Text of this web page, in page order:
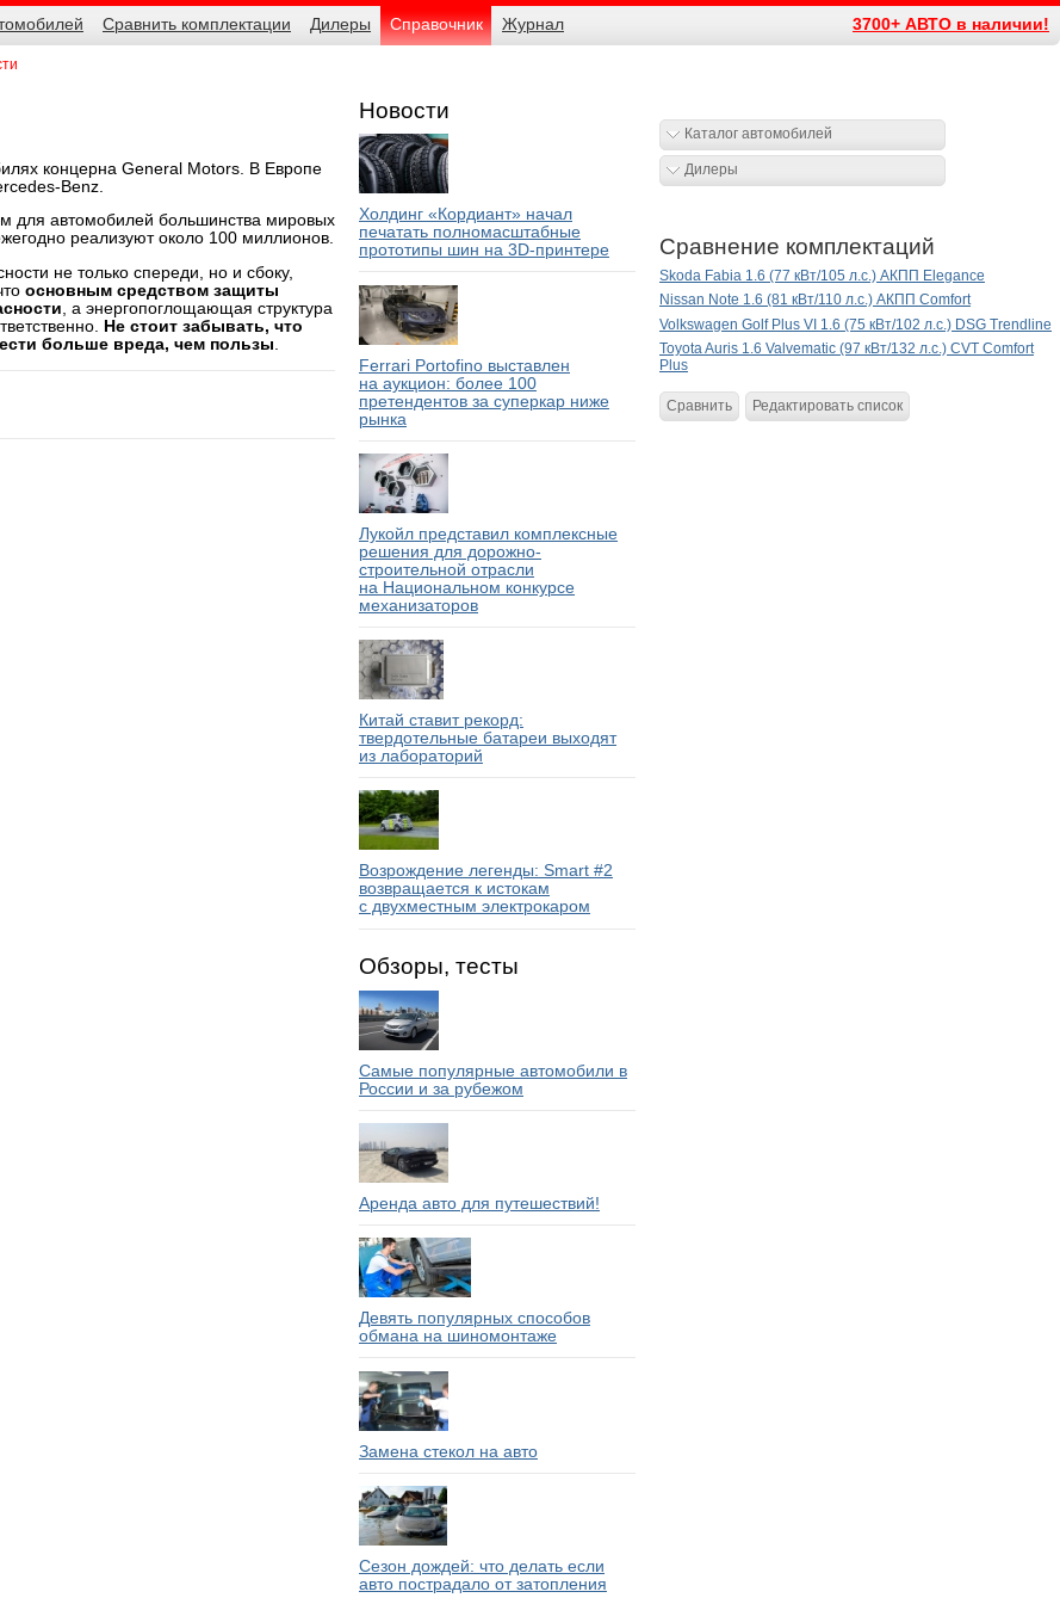
Сравнить комплектации Дилеры Справочник Журнал 3700+ АВТО в наличии!
концерна General Motors. В Европе
Benz.
для автомобилей большинства мировых
реализуют около 100 миллионов.
не только спереди, но и сбоку,
основным средством защиты
, а энергопоглощающая структура
Не стоит забывать, что
больше вреда, чем пользы.
Новости
Холдинг «Кордиант» начал
печатать полномасштабные
прототипы шин на 3D-принтере
Ferrari Portofino выставлен
на аукцион: более 100
претендентов за суперкар ниже
рынка
Лукойл представил комплексные
решения для дорожно-
строительной отрасли
на Национальном конкурсе
механизаторов
Китай ставит рекорд:
твердотельные батареи выходят
из лабораторий
Возрождение легенды: Smart #2
возвращается к истокам
с двухместным электрокаром
Обзоры, тесты
Самые популярные автомобили в
России и за рубежом
Аренда авто для путешествий!
Девять популярных способов
обмана на шиномонтаже
Замена стекол на авто
Сезон дождей: что делать если
авто пострадало от затопления
Каталог автомобилей
Дилеры
Сравнение комплектаций
Skoda Fabia 1.6 (77 кВт/105 л.с.) АКПП Elegance
Nissan Note 1.6 (81 кВт/110 л.с.) АКПП Comfort
Volkswagen Golf Plus VI 1.6 (75 кВт/102 л.с.) DSG Trendline
Toyota Auris 1.6 Valvematic (97 кВт/132 л.с.) CVT Comfort
Plus
Сравнить Редактировать список